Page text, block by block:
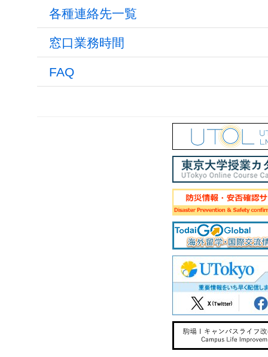
各種連絡先一覧
窓口業務時間
FAQ